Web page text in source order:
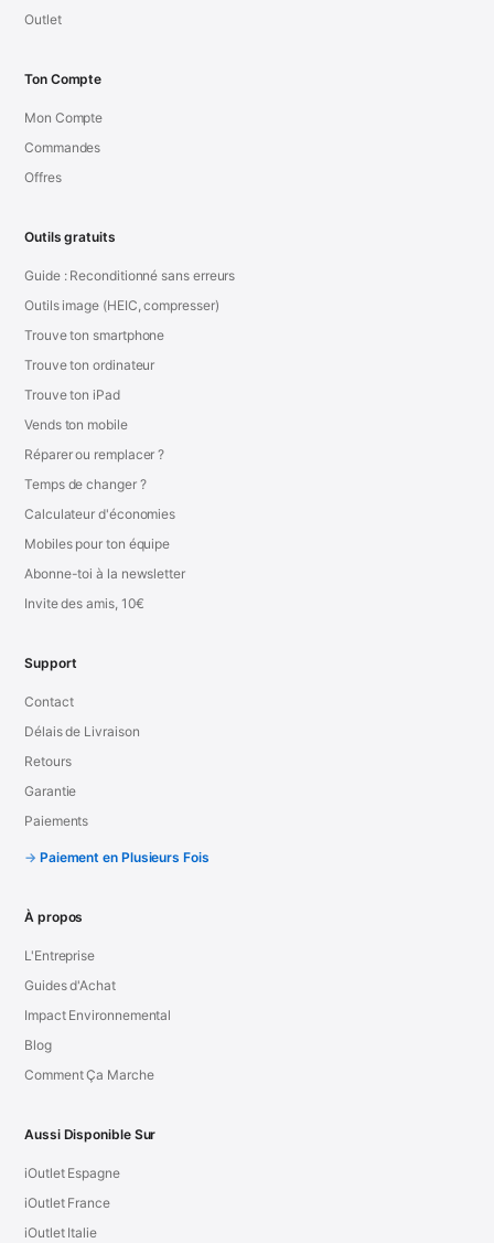
Outlet
Ton Compte
Mon Compte
Commandes
Offres
Outils gratuits
Guide : Reconditionné sans erreurs
Outils image (HEIC, compresser)
Trouve ton smartphone
Trouve ton ordinateur
Trouve ton iPad
Vends ton mobile
Réparer ou remplacer ?
Temps de changer ?
Calculateur d'économies
Mobiles pour ton équipe
Abonne-toi à la newsletter
Invite des amis, 10€
Support
Contact
Délais de Livraison
Retours
Garantie
Paiements
Paiement en Plusieurs Fois
À propos
L'Entreprise
Guides d'Achat
Impact Environnemental
Blog
Comment Ça Marche
Aussi Disponible Sur
iOutlet Espagne
iOutlet France
iOutlet Italie